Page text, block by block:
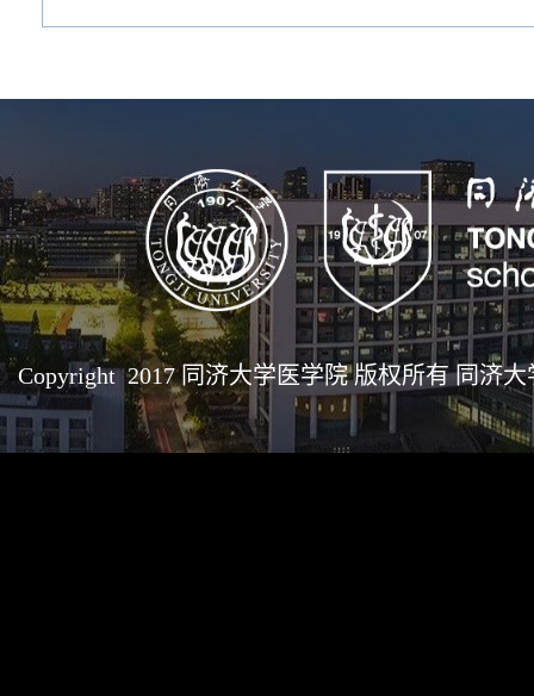
Copyright 2017 同济大学医学院 版权所有 同济